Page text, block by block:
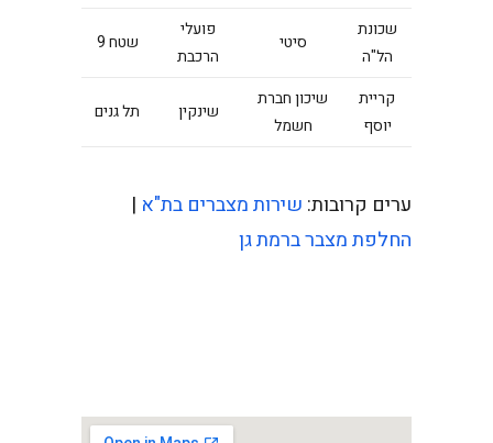
שכונת
הל"ה
סיטי
פועלי
הרכבת
שטח 9
קריית
יוסף
שיכון חברת
חשמל
שינקין תל גנים
ערים קרובות: שירות מצברים בת"א |
החלפת מצבר ברמת גן